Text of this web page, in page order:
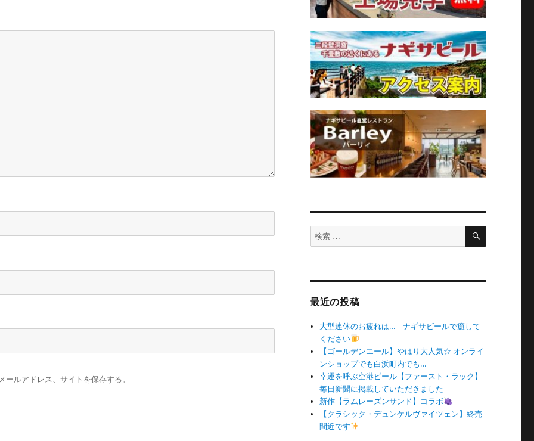
ルアドレス、サイトを保存する。
検
索
検
最近の投稿
大型連休のお疲れは… ナギサビールで癒して
ください
【ゴールデンエール】やはり大人気☆ オンライ
ンショップでも白浜町内でも…
幸運を呼ぶ空港ビール【ファースト・ラック】
毎日新聞に掲載していただきました
新作【ラムレーズンサンド】コラボ
【クラシック・デュンケルヴァイツェン】終売
間近です